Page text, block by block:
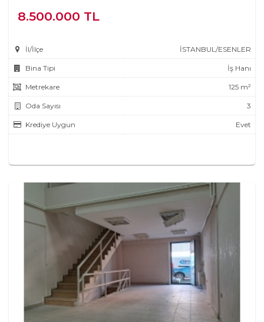
8.500.000 TL
İl/İlçe İSTANBUL/ESENLER
Bina Tipi İş Hanı
Metrekare 125 m²
Oda Sayısı 3
Krediye Uygun Evet